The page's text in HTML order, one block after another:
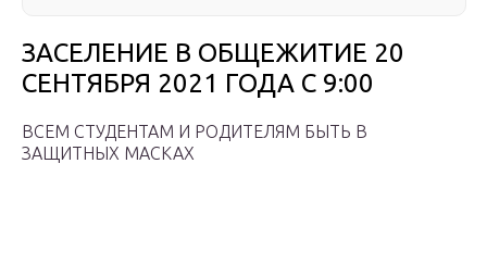
ЗАСЕЛЕНИЕ В ОБЩЕЖИТИЕ 20
СЕНТЯБРЯ 2021 ГОДА С 9:00
ВСЕМ СТУДЕНТАМ И РОДИТЕЛЯМ БЫТЬ В
ЗАЩИТНЫХ МАСКАХ